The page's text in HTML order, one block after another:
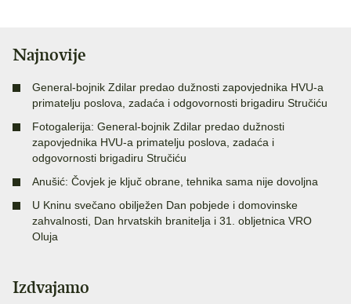
Najnovije
General-bojnik Zdilar predao dužnosti zapovjednika HVU-a
primatelju poslova, zadaća i odgovornosti brigadiru Stručiću
Fotogalerija: General-bojnik Zdilar predao dužnosti
zapovjednika HVU-a primatelju poslova, zadaća i
odgovornosti brigadiru Stručiću
Anušić: Čovjek je ključ obrane, tehnika sama nije dovoljna
U Kninu svečano obilježen Dan pobjede i domovinske
zahvalnosti, Dan hrvatskih branitelja i 31. obljetnica VRO
Oluja
Izdvajamo